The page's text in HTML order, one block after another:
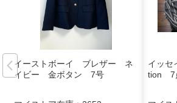
イーストボーイ ブレザー ネ
イビー 金ボタン 7号
イッ
tion 7